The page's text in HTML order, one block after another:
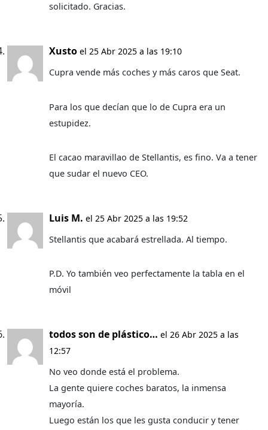
solicitado. Gracias.
Xusto el 25 Abr 2025 a las 19:10
Cupra vende más coches y más caros que Seat.
Para los que decían que lo de Cupra era un
estupidez.
El cacao maravillao de Stellantis, es fino. Va a tener
que sudar el nuevo CEO.
Luis M. el 25 Abr 2025 a las 19:52
Stellantis que acabará estrellada. Al tiempo.
P.D. Yo también veo perfectamente la tabla en el
móvil
todos son de plástico… el 26 Abr 2025 a las
12:57
No veo donde está el problema.
La gente quiere coches baratos, la inmensa
mayoría.
Luego están los que les gusta conducir y tener